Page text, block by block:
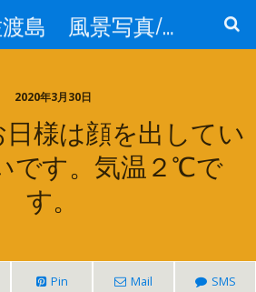
今日の佐渡島 風景写真/天気/お酒/お米/温泉
2020年3月30日
日様は顔を出してい
です。気温２℃で
す。
Pin Mail SMS